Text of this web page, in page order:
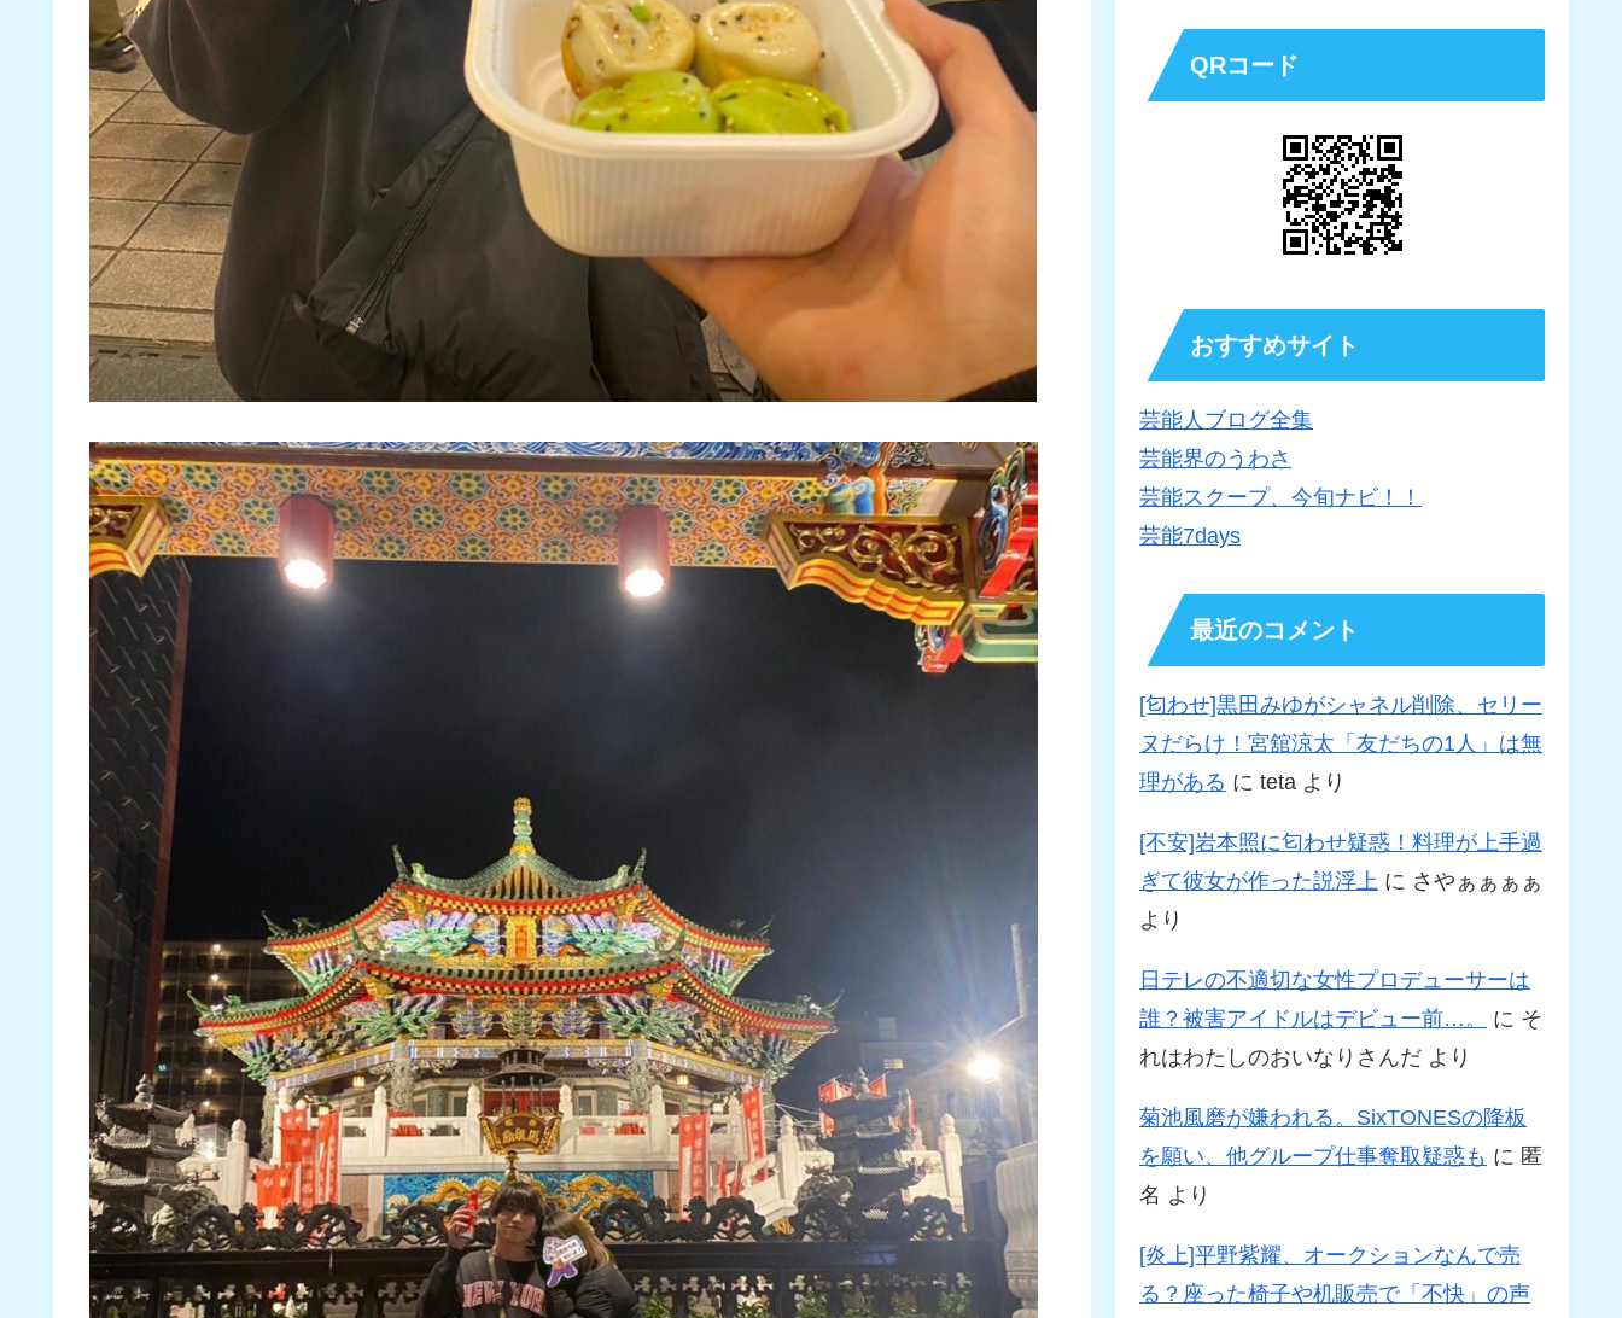
QRコード
おすすめサイト
芸能人ブログ全集
芸能界のうわさ
芸能スクープ、今旬ナビ！！
芸能7days
最近のコメント
[匂わせ]黒田みゆがシャネル削除、セリー
ヌだらけ！宮舘涼太「友だちの1人」は無
理がある に teta より
[不安]岩本照に匂わせ疑惑！料理が上手過
ぎて彼女が作った説浮上 に さやぁぁぁぁ
より
日テレの不適切な女性プロデューサーは
誰？被害アイドルはデビュー前…。
に そ
れはわたしのおいなりさんだ より
菊池風磨が嫌われる。SixTONESの降板
を願い、他グループ仕事奪取疑惑も に 匿
名 より
[炎上]平野紫耀、オークションなんで売
る？座った椅子や机販売で「不快」の声